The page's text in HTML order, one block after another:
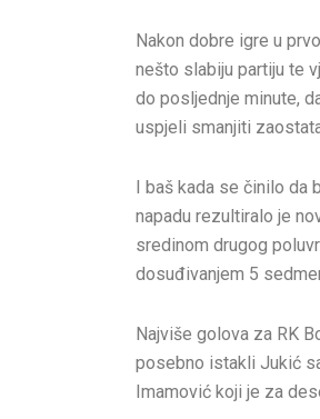
Nakon dobre igre u
nešto slabiju partiju te
do posljednje minute,
uspjeli smanjiti
I baš kada se činilo da
napadu rezultiralo je
sredinom drugog
dosuđivanjem 5
Najviše golova za RK
posebno istakli Jukić
Imamović koji je za